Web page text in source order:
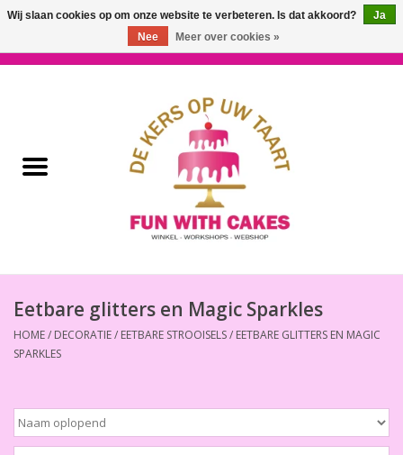
Workshops & Cursussen
Decoreer Gereedschap
Thema's
Eetbare glitters en Magic Sparkles
HOME/ DECORATIE/ EETBARE STROOISELS/ EETBARE GLITTERS EN MAGIC
SPARKLES
Wij slaan cookies op om onze website te verbeteren. Is dat akkoord?
Ja
Nee
Meer over cookies »